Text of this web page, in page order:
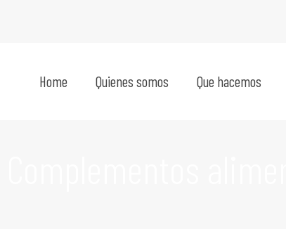
Home Quienes somos Que hacemos